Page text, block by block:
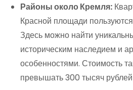
Районы около Кремля:
Красной площади
Здесь можно найти
историческим наследием и
особенностями. Стоимость
превышать 300 тысяч